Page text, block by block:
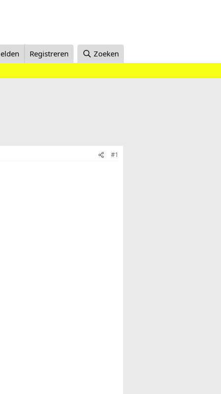
Registreren Zoeken
#1